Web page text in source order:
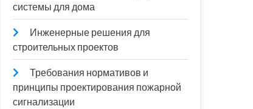
системы для дома
Инженерные решения для
строительных проектов
Требования нормативов и
принципы проектирования пожарной
сигнализации